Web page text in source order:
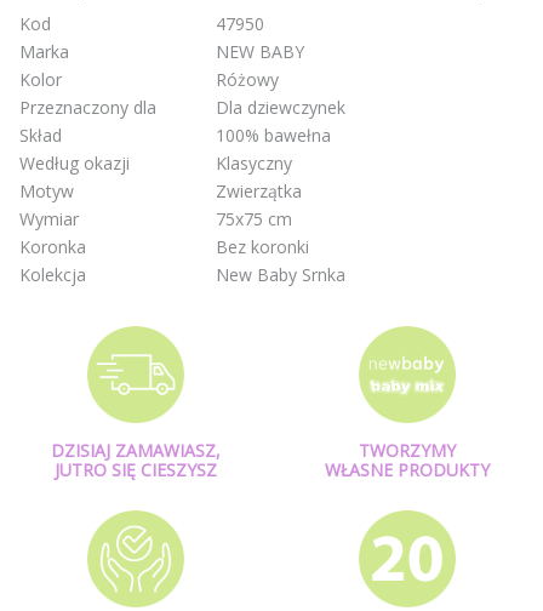
Kod
47950
Marka
NEW BABY
Kolor
Różowy
Przeznaczony dla
Dla dziewczynek
Skład
100% bawełna
Według okazji
Klasyczny
Motyw
Zwierzątka
Wymiar
75x75 cm
Koronka
Bez koronki
Kolekcja
New Baby Srnka
DZISIAJ ZAMAWIASZ,
JUTRO SIĘ CIESZYSZ
TWORZYMY
WŁASNE PRODUKTY